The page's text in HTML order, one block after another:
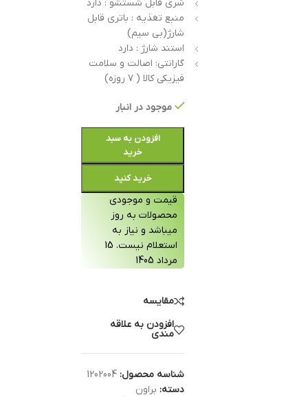
سَری قابل شستشو : دارد
منبع تغذیه : باتری قابل
شارژ(بی سیم)
استند شارژ : دارد
گارانتی: اصالت و سلامت
فیزیکی کالا ( ۷ روزه)
موجود در انبار
افزودن به سبد
خرید
خرید کنید
قیمت و موجودی
محصولات به روز
میباشد و نیاز به
استعلام نیست. 15
مرداد 1405
مقایسه
افزودن به علاقه
مندی
شناسه محصول: 1202004
دسته: براون